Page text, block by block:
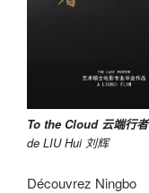
To the Cloud 云端行者
de LIU Hui 刘辉
Découvrez Ningbo